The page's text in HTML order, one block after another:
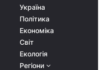
Україна
Політика
Економіка
Світ
Екологія
Регіони